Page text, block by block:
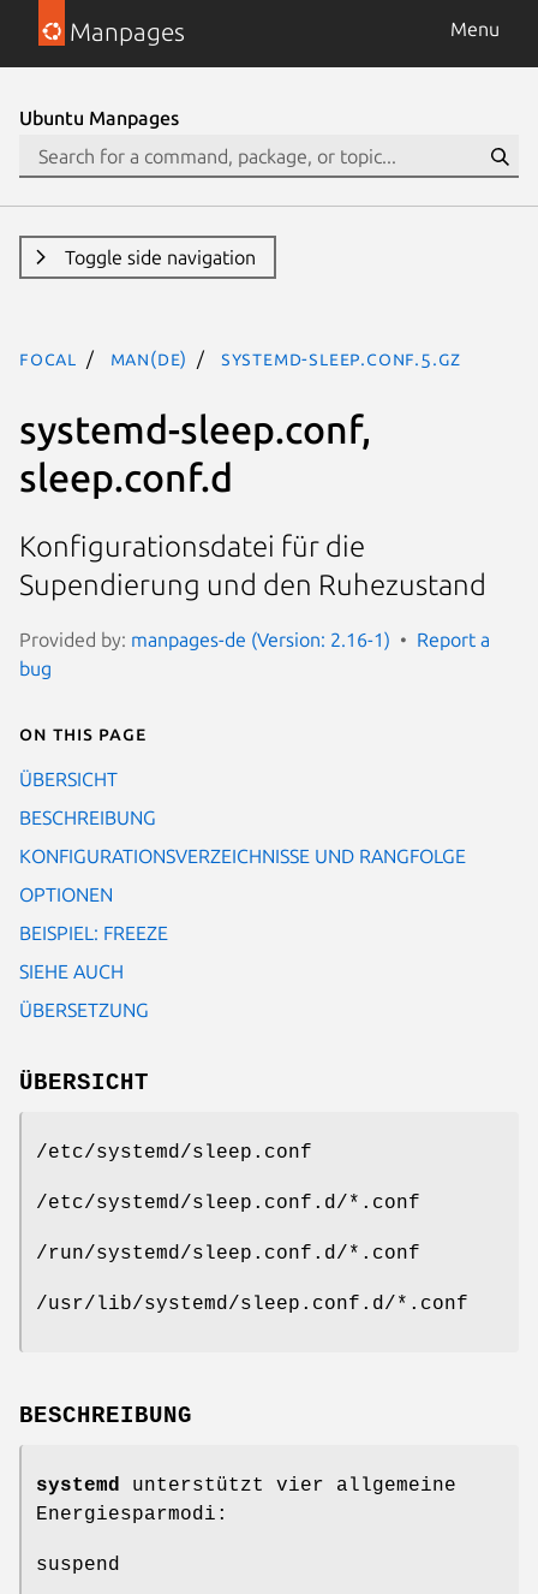
Manpages Menu
Ubuntu Manpages
Toggle side navigation
focal man(de) systemd-sleep.conf.5.gz
systemd-sleep.conf,
sleep.conf.d
Konfigurationsdatei für die
Supendierung und den Ruhezustand
Provided by: manpages-de (Version: 2.16-1)
Report a
bug
On this page
ÜBERSICHT
BESCHREIBUNG
KONFIGURATIONSVERZEICHNISSE UND RANGFOLGE
OPTIONEN
BEISPIEL: FREEZE
SIEHE AUCH
ÜBERSETZUNG
ÜBERSICHT
/etc/systemd/sleep.conf
/etc/systemd/sleep.conf.d/*.conf
/run/systemd/sleep.conf.d/*.conf
/usr/lib/systemd/sleep.conf.d/*.conf
BESCHREIBUNG
systemd
unterstützt vier allgemeine
Energiesparmodi:
suspend